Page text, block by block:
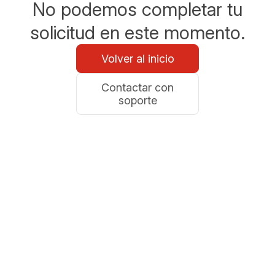
No podemos completar tu
solicitud en este momento.
Volver al inicio
Contactar con
soporte